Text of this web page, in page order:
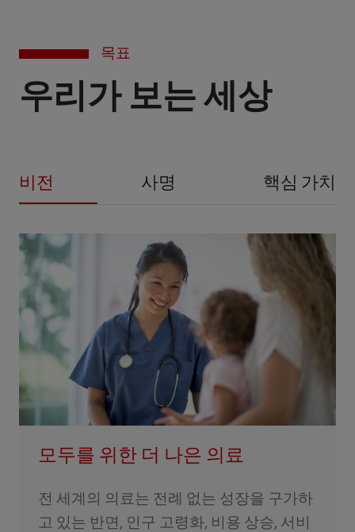
목표
우리가 보는 세상
비전 사명 핵심 가치
모두를 위한 더 나은 의료
전 세계의 의료는 전례 없는 성장을 구가하
고 있는 반면, 인구 고령화, 비용 상승, 서비